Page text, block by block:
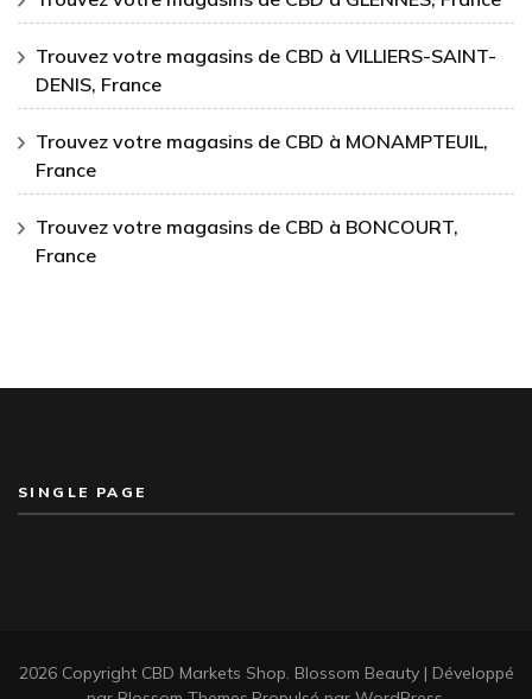
Trouvez votre magasins de CBD à VILLIERS-SAINT-
DENIS, France
Trouvez votre magasins de CBD à MONAMPTEUIL,
France
Trouvez votre magasins de CBD à BONCOURT,
France
SINGLE PAGE
2026 Copyright CBD Markets Shop. Blossom Beauty | Développé